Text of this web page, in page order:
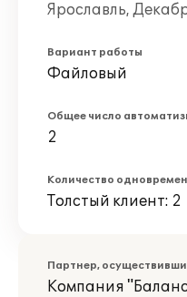
Ярославль,
Вариант работы
Файловый
Общее число
2
Количество
Толстый клиент: 2
Партнер,
Компания